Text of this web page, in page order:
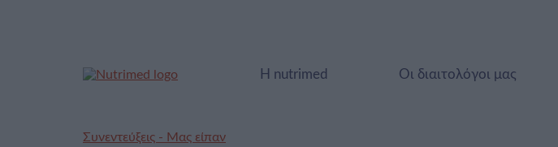
Η nutrimed Οι διαιτολόγοι μας
Συνεντεύξεις - Μας είπαν